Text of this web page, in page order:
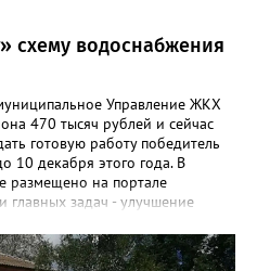
схему водоснабжения
Управление ЖКХ
470 тысяч рублей и сейчас
готовую работу победитель
10 декабря этого года. В
размещено на портале
главных задач - улучшение
систем. Кроме электронных
предложения по